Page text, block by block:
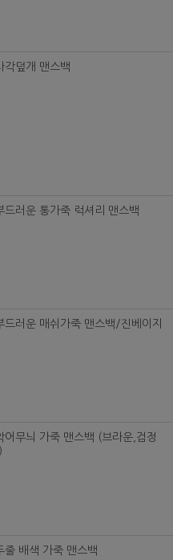
덮개 맨스백
러운 통가죽 럭셔리 맨스백
러운 매쉬가죽 맨스백/진베이지
무늬 가죽 맨스백 (브라운,검정
배색 가죽 맨스백